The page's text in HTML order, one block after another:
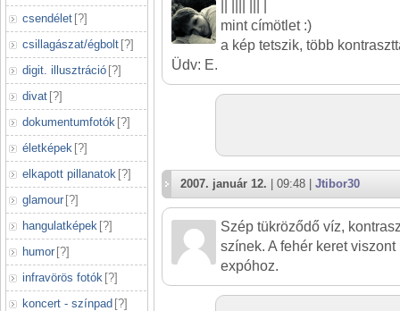
csendélet [?]
csillagászat/égbolt [?]
digit. illusztráció [?]
divat [?]
dokumentumfotók [?]
életképek [?]
elkapott pillanatok [?]
glamour [?]
hangulatképek [?]
humor [?]
infravörös fotók [?]
koncert - színpad [?]
mint címötlet :)
a kép tetszik, több
Üdv: E.
2007. január 12. | 09:48 | Jtibor30
Szép tükröződő víz,
színek. A fehér keret
expóhoz.